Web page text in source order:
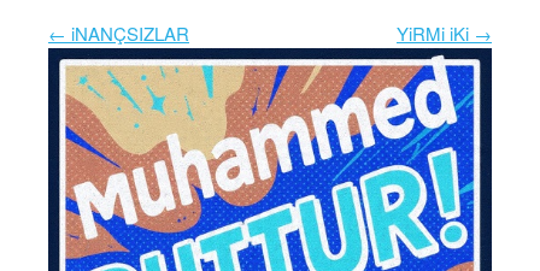
Post navigation
← iNANÇSIZLAR YiRMi iKi →